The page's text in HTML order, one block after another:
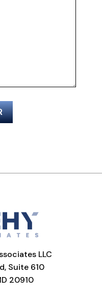
LLC
Suite 610
20910